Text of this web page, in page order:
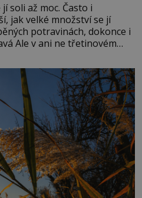
soli až moc. Často i
jak velké množství se jí
potravinách, dokonce i
Ale v ani ne třetinovém
– jsou zásadní pro